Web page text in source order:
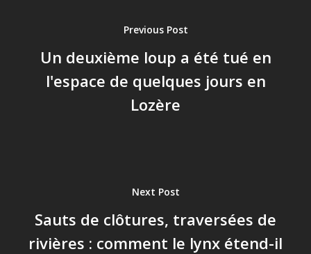
Previous Post
Un deuxième loup a été tué en
l'espace de quelques jours en
Lozère
Next Post
Sauts de clôtures, traversées de
rivières : comment le lynx étend-il